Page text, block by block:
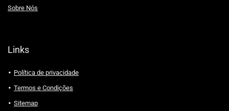
Sobre Nós
Links
Política de privacidade
Termos e Condições
Sitemap